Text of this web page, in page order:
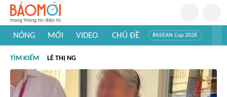
NÓNG MỚI VIDEO CHỦ ĐỀ #ASEAN Cup 2026
#Khám phá Việt Nam
TÌM KIẾM LÊ THỊ NG